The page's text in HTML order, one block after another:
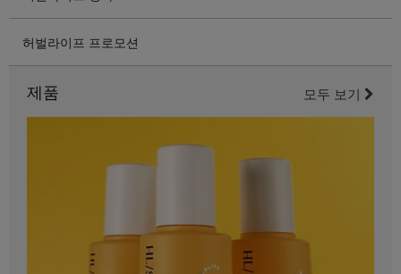
허벌라이프 프로모션
제품 모두 보기